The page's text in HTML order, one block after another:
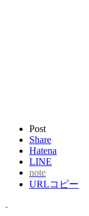
Post
Share
Hatena
LINE
note
URLコピー
-